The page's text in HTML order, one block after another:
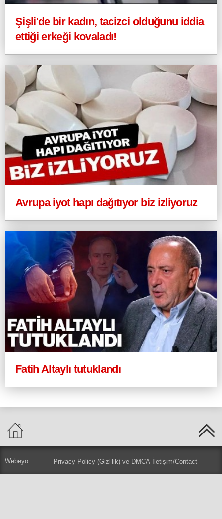
Şişli'de bir kadın, tacizci olduğunu iddia
ettiği erkeği kovaladı!
Avrupa iyot hapı dağıtıyor biz izliyoruz
Fatih Altaylı tutuklandı
Webeyo Privacy Policy (Gizlilik) ve DMCA İletişim/Contact